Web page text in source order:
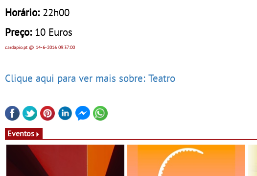
Horário: 22h00
Preço: 10 Euros
cardapio.pt@ 14-6-2016 09:37:00
Clique aqui para ver mais sobre: Teatro
Eventos